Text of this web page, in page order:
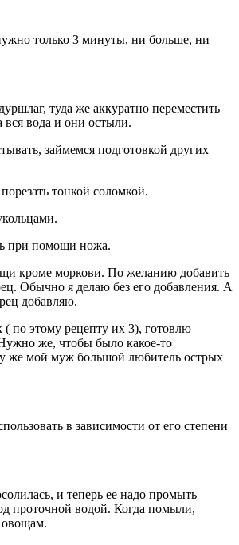
только 3 минуты, ни больше, ни
туда же аккуратно переместить
вода и они остыли.
займемся подготовкой других
тонкой соломкой.
при помощи ножа.
кроме моркови. По желанию добавить
Обычно я делаю без его добавления. А
добавляю.
( по этому рецепту их 3), готовлю
же, чтобы было какое-то
же мой муж большой любитель острых
в зависимости от его степени
и теперь ее надо промыть
проточной водой. Когда помыли,
овощам.